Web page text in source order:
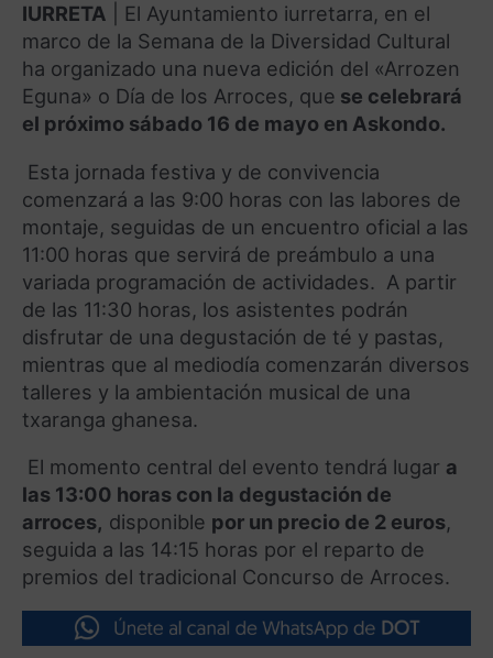
IURRETA
El Ayuntamiento iurretarra, en el
marco de la Semana de la Diversidad Cultural
ha organizado una nueva edición del «Arrozen
Eguna» o Día de los Arroces, que se celebrará
el próximo sábado 16 de mayo en Askondo.
Esta jornada festiva y de convivencia
comenzará a las 9:00 horas con las labores de
montaje, seguidas de un encuentro oficial a las
11:00 horas que servirá de preámbulo a una
variada programación de actividades. A partir
de las 11:30 horas, los asistentes podrán
disfrutar de una degustación de té y pastas,
mientras que al mediodía comenzarán diversos
talleres y la ambientación musical de una
txaranga ghanesa.
El momento central del evento tendrá lugar a
las 13:00 horas con la degustación de
arroces, disponible por un precio de 2 euros,
seguida a las 14:15 horas por el reparto de
premios del tradicional Concurso de Arroces.